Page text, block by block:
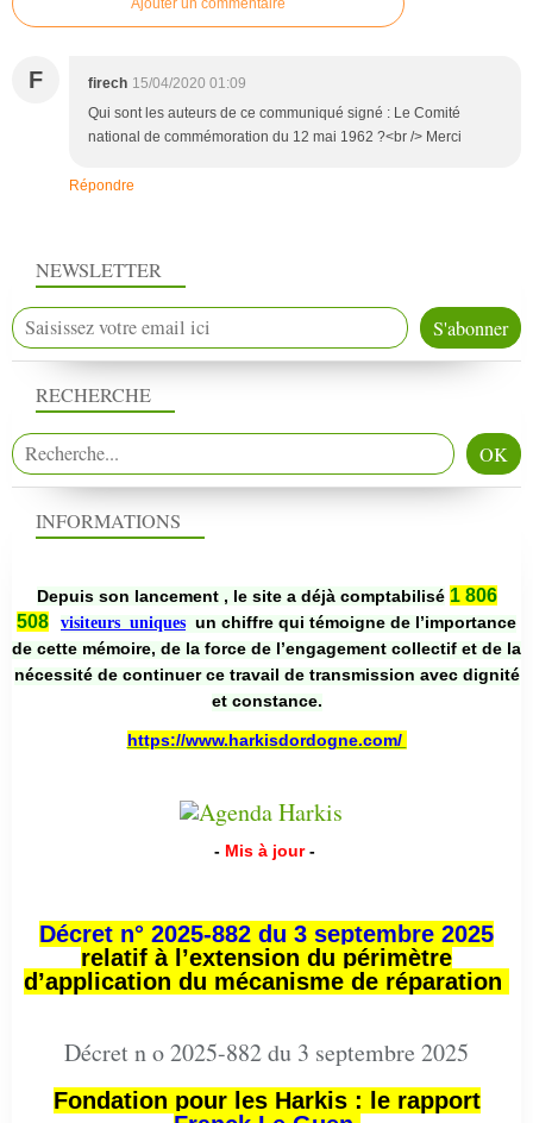
F firech 15/04/2020 01:09
Qui sont les auteurs de ce communiqué signé : Le Comité
national de commémoration du 12 mai 1962 ?<br /> Merci
Répondre
NEWSLETTER
RECHERCHE
INFORMATIONS
Depuis son lancement , le site a déjà comptabilisé 1 806
508
visiteurs uniques un chiffre qui témoigne de l’importance
de cette mémoire, de la force de l’engagement collectif et de la
nécessité de continuer ce travail de transmission avec dignité
et constance.
https://www.harkisdordogne.com/
- Mis à jour -
Décret n° 2025-882 du 3 septembre 2025
relatif à l’extension du périmètre
d’application du mécanisme de réparation
Décret n o 2025-882 du 3 septembre 2025
Fondation pour les Harkis : le rapport